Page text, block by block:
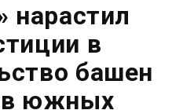
нарастил
в
башен
в южных